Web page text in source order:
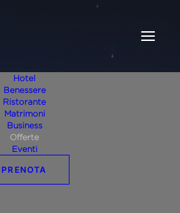
Hotel
Benessere
Ristorante
Matrimoni
Business
Offerte
Eventi
PRENOTA
• VERONA • ITALIA